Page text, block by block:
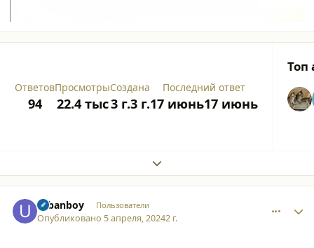
Ответов
94
Просмотры
22.4 тыс
Создана
3 г.3 г.
Последний ответ
17 июнь17 июнь
Топ
Expand topic overview
urbanboy Пользователи
Опубликовано 5 апреля, 20242 г.